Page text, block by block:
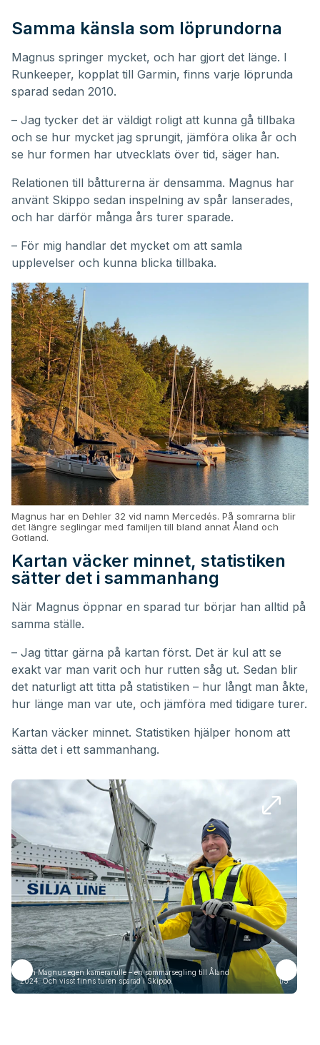
Samma känsla som löprundorna
Magnus springer mycket, och har gjort det länge. I
Runkeeper, kopplat till Garmin, finns varje löprunda
sparad sedan 2010.
– Jag tycker det är väldigt roligt att kunna gå tillbaka
och se hur mycket jag sprungit, jämföra olika år och
se hur formen har utvecklats över tid, säger han.
Relationen till båtturerna är densamma. Magnus har
använt Skippo sedan inspelning av spår lanserades,
och har därför många års turer sparade.
– För mig handlar det mycket om att samla
upplevelser och kunna blicka tillbaka.
Magnus har en Dehler 32 vid namn Mercedés. På somrarna blir
det längre seglingar med familjen till bland annat Åland och
Gotland.
Kartan väcker minnet, statistiken
sätter det i sammanhang
När Magnus öppnar en sparad tur börjar han alltid på
samma ställe.
– Jag tittar gärna på kartan först. Det är kul att se
exakt var man varit och hur rutten såg ut. Sedan blir
det naturligt att titta på statistiken – hur långt man åkte,
hur länge man var ute, och jämföra med tidigare turer.
Kartan väcker minnet. Statistiken hjälper honom att
sätta det i ett sammanhang.
Från Magnus egen kamerarulle – en sommarsegling till Åland
2024. Och visst finns turen sparad i Skippo.
1/5